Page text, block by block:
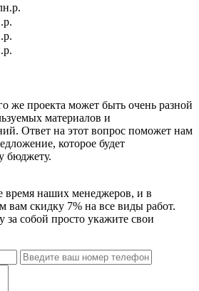
же проекта может быть очень разной
материалов и
Ответ на этот вопрос поможет нам
которое будет
бюджету.
время наших менеджеров, и в
вам скидку 7% на все виды работ.
за собой просто укажите свои